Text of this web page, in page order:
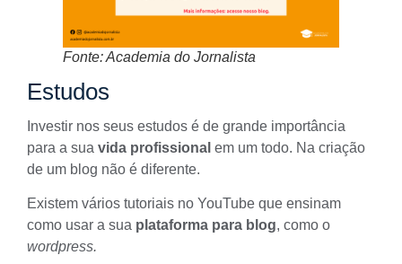
Fonte: Academia do Jornalista
Estudos
Investir nos seus estudos é de grande importância
para a sua vida profissional em um todo. Na criação
de um blog não é diferente.
Existem vários tutoriais no YouTube que ensinam
como usar a sua plataforma para blog, como o
wordpress.